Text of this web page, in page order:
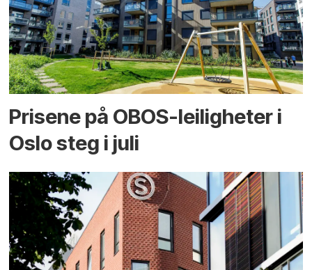
Prisene på OBOS-leiligheter i
Oslo steg i juli